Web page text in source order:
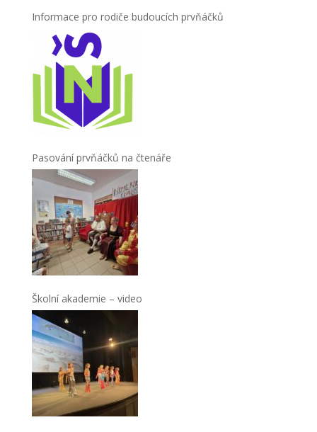
Informace pro rodiče budoucích prvňáčků
Pasování prvňáčků na čtenáře
Školní akademie – video